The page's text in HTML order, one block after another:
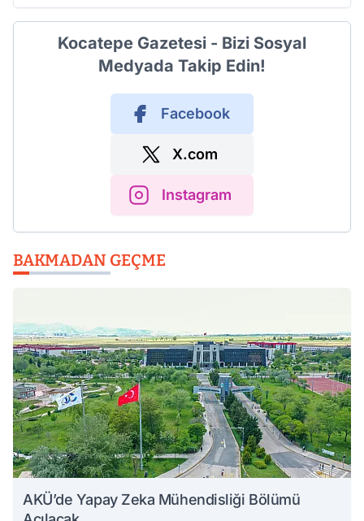
Kocatepe Gazetesi - Bizi Sosyal
Medyada Takip Edin!
Facebook
X.com
Instagram
BAKMADAN GEÇME
AKÜ’de Yapay Zeka Mühendisliği Bölümü